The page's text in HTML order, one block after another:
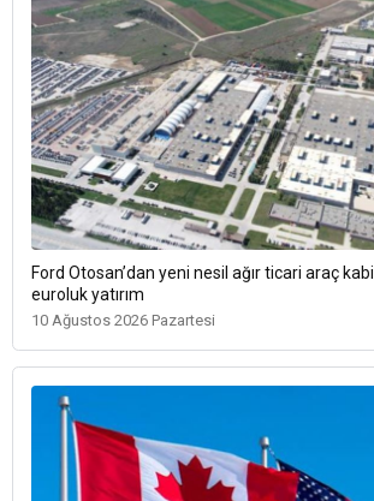
Ford Otosan’dan yeni nesil ağır ticari araç
euroluk yatırım
10 Ağustos 2026 Pazartesi